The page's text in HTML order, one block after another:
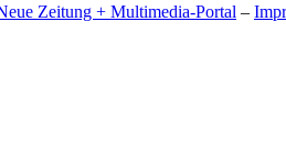
Zeitung + Multimedia-Portal –